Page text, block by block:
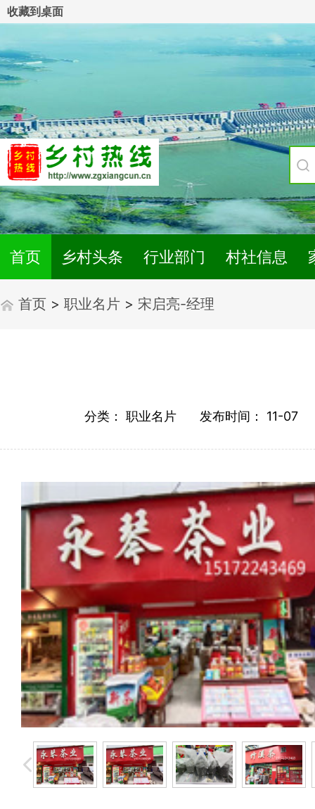
收藏到桌面
首页 乡村头条 行业部门 村社信息
首页 > 职业名片 > 宋启亮-经理
分类： 职业名片 发布时间： 11-07